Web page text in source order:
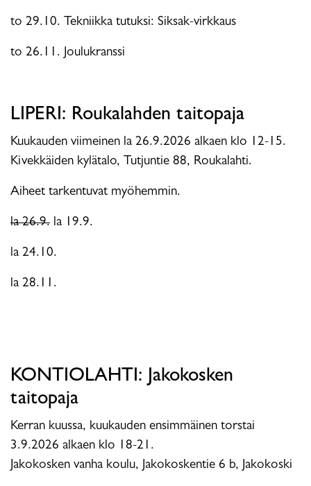
to 29.10. Tekniikka tutuksi: Siksak-virkkaus
to 26.11. Joulukranssi
LIPERI: Roukalahden taitopaja
Kuukauden viimeinen la 26.9.2026 alkaen klo 12-15.
Kivekkäiden kylätalo, Tutjuntie 88, Roukalahti.
Aiheet tarkentuvat myöhemmin.
la 26.9. la 19.9.
la 24.10.
la 28.11.
KONTIOLAHTI: Jakokosken
taitopaja
Kerran kuussa, kuukauden ensimmäinen torstai
3.9.2026 alkaen klo 18-21.
Jakokosken vanha koulu, Jakokoskentie 6 b, Jakokoski